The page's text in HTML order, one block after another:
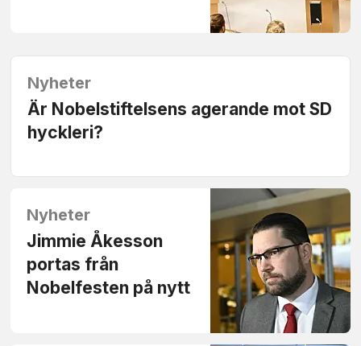
Nyheter
Är Nobelstiftelsens agerande mot SD
hyckleri?
Nyheter
Jimmie Åkesson
portas från
Nobelfesten på nytt